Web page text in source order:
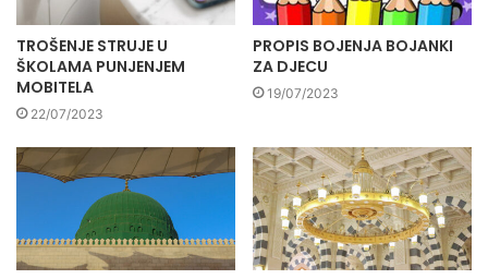
TROŠENJE STRUJE U
ŠKOLAMA PUNJENJEM
MOBITELA
22/07/2023
PROPIS BOJENJA BOJANKI
ZA DJECU
19/07/2023